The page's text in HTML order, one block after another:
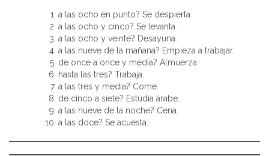
a las ocho en punto? Se despierta.
a las ocho y cinco? Se levanta.
a las ocho y veinte? Desayuna.
a las nueve de la mañana? Empieza a trabajar.
de once a once y media? Almuerza.
hasta las tres? Trabaja.
a las tres y media? Come.
de cinco a siete? Estudia árabe.
a las nueve de la noche? Cena.
a las doce? Se acuesta.